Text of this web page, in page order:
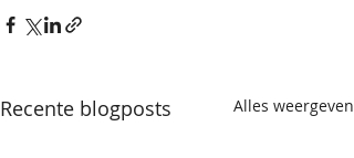
Recente blogposts Alles weergeven